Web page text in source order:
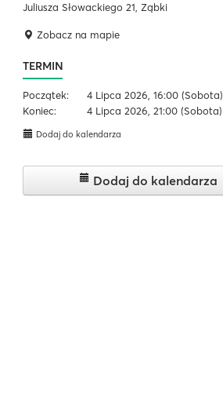
Juliusza Słowackiego 21, Ząbki
Zobacz na mapie
TERMIN
Początek: 4 Lipca 2026, 16:00 (Sobota)
Koniec:
4 Lipca 2026, 21:00 (Sobota)
Dodaj do kalendarza
Dodaj do kalendarza